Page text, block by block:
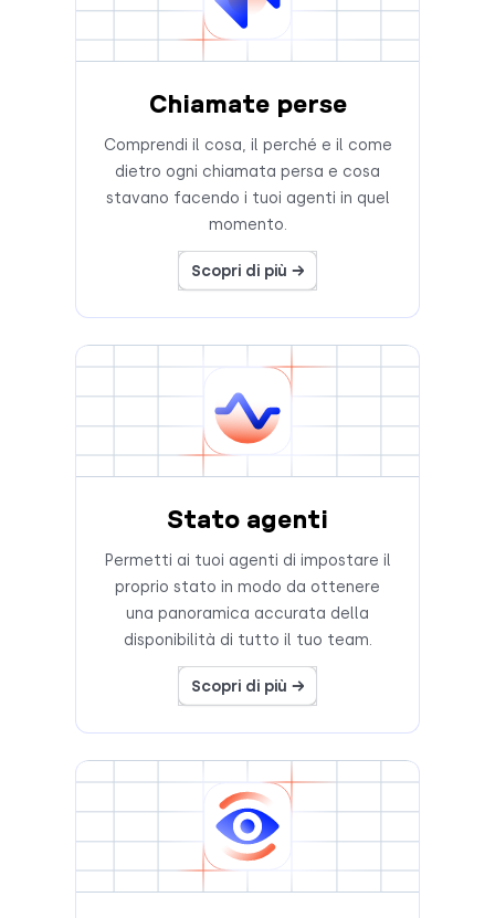
Chiamate perse
Comprendi il cosa, il perché e il come
dietro ogni chiamata persa e cosa
stavano facendo i tuoi agenti in quel
momento.
Scopri di più →
Stato agenti
Permetti ai tuoi agenti di impostare il
proprio stato in modo da ottenere
una panoramica accurata della
disponibilità di tutto il tuo team.
Scopri di più →